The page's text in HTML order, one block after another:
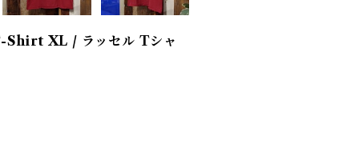
XL / ラッセル Tシャ